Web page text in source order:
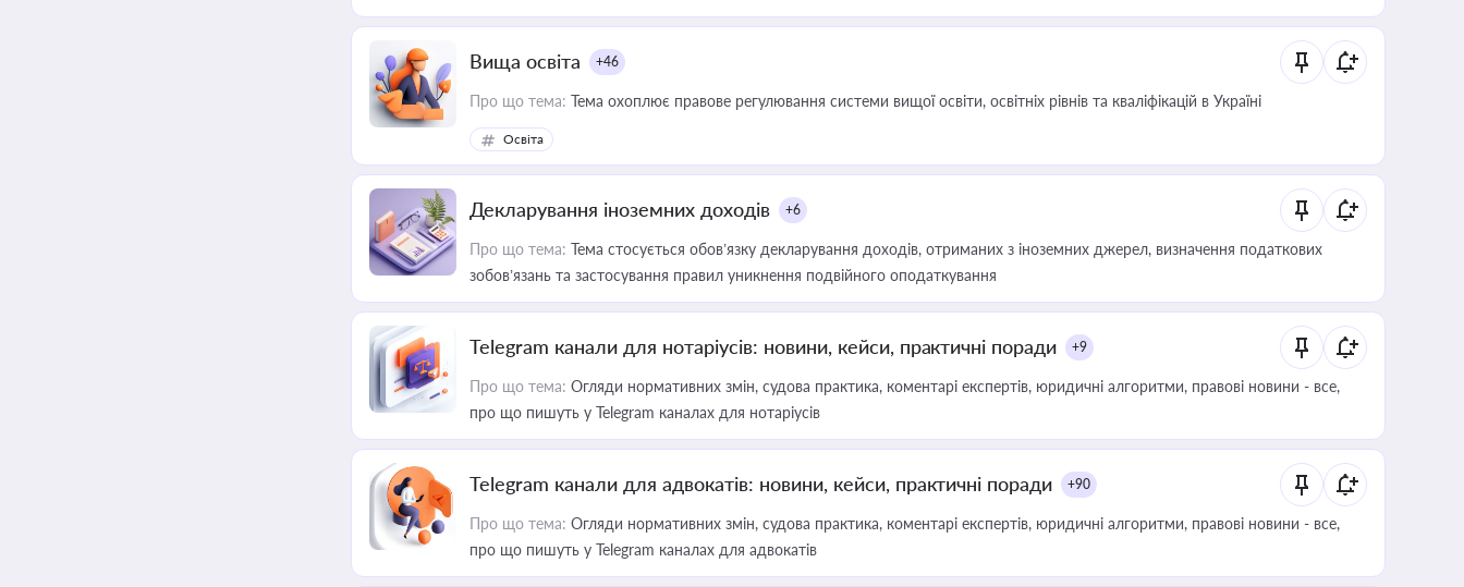
Вища освіта +46
Про що тема: Тема охоплює правове регулювання системи вищої освіти, освітніх рівнів та кваліфікацій в Україні
Освіта
Декларування іноземних доходів +6
Про що тема: Тема стосується обов’язку декларування доходів, отриманих з іноземних джерел, визначення податкових
зобов’язань та застосування правил уникнення подвійного оподаткування
Telegram канали для нотаріусів: новини, кейси, практичні поради +9
Про що тема: Огляди нормативних змін, судова практика, коментарі експертів, юридичні алгоритми, правові новини - все,
про що пишуть у Telegram каналах для нотаріусів
Telegram канали для адвокатів: новини, кейси, практичні поради +90
Про що тема: Огляди нормативних змін, судова практика, коментарі експертів, юридичні алгоритми, правові новини - все,
про що пишуть у Telegram каналах для адвокатів